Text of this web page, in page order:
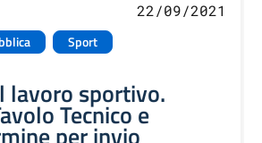
Sport
22/09/2021
lavoro sportivo.
Tecnico e